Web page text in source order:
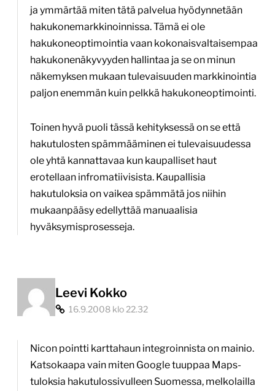
ja ymmärtää miten tätä palvelua hyödynnetään
hakukonemarkkinoinnissa. Tämä ei ole
hakukoneoptimointia vaan kokonaisvaltaisempaa
hakukonenäkyvyyden hallintaa ja se on minun
näkemyksen mukaan tulevaisuuden markkinointia
paljon enemmän kuin pelkkä hakukoneoptimointi.
Toinen hyvä puoli tässä kehityksessä on se että
hakutulosten spämmääminen ei tulevaisuudessa
ole yhtä kannattavaa kun kaupalliset haut
erotellaan infromatiivisista. Kaupallisia
hakutuloksia on vaikea spämmätä jos niihin
mukaanpääsy edellyttää manuaalisia
hyväksymisprosesseja.
Leevi Kokko
16.9.2008 klo 22.32
Nicon pointti karttahaun integroinnista on mainio.
Katsokaapa vain miten Google tuuppaa Maps-
tuloksia hakutulossivulleen Suomessa, melkolailla